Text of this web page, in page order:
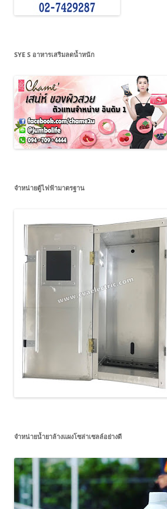
SYE S อาหารเสริมลดน้ำหนัก
จำหน่ายตู้ไฟฟ้ามาตรฐาน
จำหน่ายน้ำยาล้างแผงโซล่าเซลล์อย่างดี